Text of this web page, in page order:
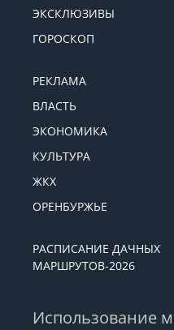
ЭКСКЛЮЗИВЫ
ГОРОСКОП
РЕКЛАМА
ВЛАСТЬ
ЭКОНОМИКА
КУЛЬТУРА
ЖКХ
ОРЕНБУРЖЬЕ
РАСПИСАНИЕ ДАЧНЫХ
МАРШРУТОВ-2026
Использование